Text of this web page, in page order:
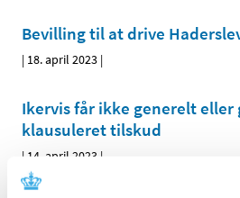
Bevilling til at drive
| 18. april 2023 |
Ikervis får ikke generelt eller
klausuleret tilskud
| 14. april 2023 |
Lægemiddelstyrelsen har besluttet,